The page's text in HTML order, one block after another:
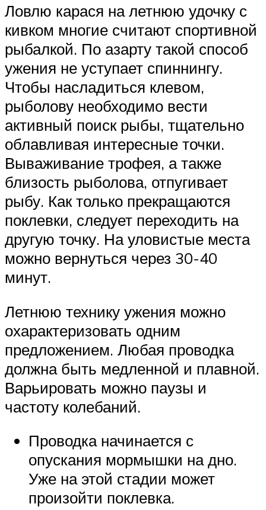
Ловлю карася на летнюю удочку с
кивком многие считают спортивной
рыбалкой. По азарту такой способ
ужения не уступает спиннингу.
Чтобы насладиться клевом,
рыболову необходимо вести
активный поиск рыбы, тщательно
облавливая интересные точки.
Вываживание трофея, а также
близость рыболова, отпугивает
рыбу. Как только прекращаются
поклевки, следует переходить на
другую точку. На уловистые места
можно вернуться через 30-40
минут.
Летнюю технику ужения можно
охарактеризовать одним
предложением. Любая проводка
должна быть медленной и плавной.
Варьировать можно паузы и
частоту колебаний.
Проводка начинается с
опускания мормышки на дно.
Уже на этой стадии может
произойти поклевка.